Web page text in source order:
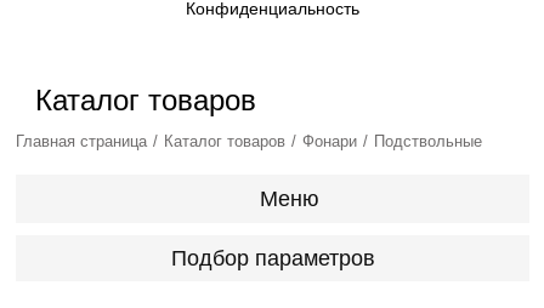
Конфиденциальность
Каталог товаров
Главная страница Каталог товаров Фонари Подствольные
Меню
Подбор параметров